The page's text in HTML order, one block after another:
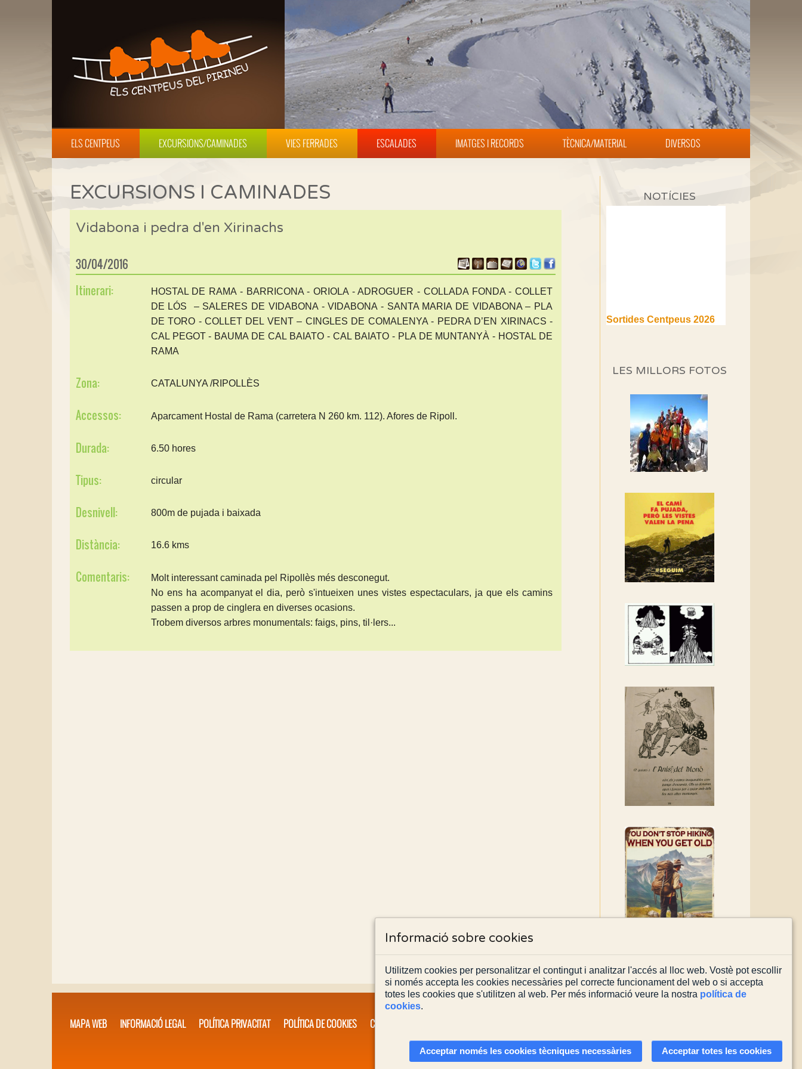
ELS CENTPEUS EXCURSIONS/CAMINADES VIES FERRADES ESCALADES IMATGES I RECORDS TÈCNICA/MATERIAL DIVERSOS
EXCURSIONS I CAMINADES
Vidabona i pedra d'en Xirinachs
30/04/2016
Itinerari:
HOSTAL DE RAMA - BARRICONA - ORIOLA - ADROGUER - COLLADA FONDA - COLLET
DE LÓS – SALERES DE VIDABONA - VIDABONA - SANTA MARIA DE VIDABONA – PLA
DE TORO - COLLET DEL VENT – CINGLES DE COMALENYA - PEDRA D’EN XIRINACS -
CAL PEGOT - BAUMA DE CAL BAIATO - CAL BAIATO - PLA DE MUNTANYÀ - HOSTAL DE
RAMA
Zona: CATALUNYA /RIPOLLÈS
Accessos: Aparcament Hostal de Rama (carretera N 260 km. 112). Afores de Ripoll.
Durada: 6.50 hores
Tipus: circular
Desnivell: 800m de pujada i baixada
Distància: 16.6 kms
Comentaris:
Molt interessant caminada pel Ripollès més desconegut.
No ens ha acompanyat el dia, però s'intueixen unes vistes espectaculars, ja que els camins
passen a prop de cinglera en diverses ocasions.
Trobem diversos arbres monumentals: faigs, pins, til·lers...
NOTÍCIES
(1a part)
Si no podem caminar,
alguna cosa hem de fer...
Els Centpeus signen el
Manifest a favor dels
Camins Vells
associació adhereix-te al
manifest!
Rebem un diploma dels
Amics de Sant Aniol
d'Aguja
Els Centpeus estem
recuperació del refugi i de
l'entorn de Sant Aniol
LES MILLORS FOTOS
MAPA WEB INFORMACIÓ LEGAL POLÍTICA PRIVACITAT POLÍTICA DE COOKIES CONTACTA'NS
Actualitzada el03/08/2026
Informació sobre cookies
Utilitzem cookies per personalitzar el contingut i analitzar l'accés al lloc web. Vostè pot escollir
si només accepta les cookies necessàries pel correcte funcionament del web o si accepta
totes les cookies que s'utilitzen al web. Per més informació veure la nostra política de
cookies.
Acceptar només les cookies tècniques necessàries Acceptar totes les cookies